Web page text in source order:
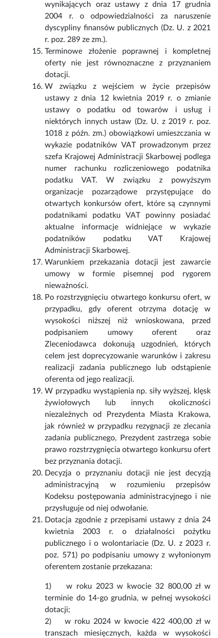
wynikających oraz ustawy z dnia 17 grudnia
2004 r. o odpowiedzialności za naruszenie
dyscypliny finansów publicznych (Dz. U. z 2021
r. poz. 289 ze zm.).
Terminowe złożenie poprawnej i kompletnej
oferty nie jest równoznaczne z przyznaniem
dotacji.
W związku z wejściem w życie przepisów
ustawy z dnia 12 kwietnia 2019 r. o zmianie
ustawy o podatku od towarów i usług i
niektórych innych ustaw (Dz. U. z 2019 r. poz.
1018 z późn. zm.) obowiązkowi umieszczania w
wykazie podatników VAT prowadzonym przez
szefa Krajowej Administracji Skarbowej podlega
numer rachunku rozliczeniowego podatnika
podatku VAT. W związku z powyższym
organizacje pozarządowe przystępujące do
otwartych konkursów ofert, które są czynnymi
podatnikami podatku VAT powinny posiadać
aktualne informacje widniejące w wykazie
podatników podatku VAT Krajowej
Administracji Skarbowej.
Warunkiem przekazania dotacji jest zawarcie
umowy w formie pisemnej pod rygorem
nieważności.
Po rozstrzygnięciu otwartego konkursu ofert, w
przypadku, gdy oferent otrzyma dotację w
wysokości niższej niż wnioskowana, przed
podpisaniem umowy oferent oraz
Zleceniodawca dokonują uzgodnień, których
celem jest doprecyzowanie warunków i zakresu
realizacji zadania publicznego lub odstąpienie
oferenta od jego realizacji.
W przypadku wystąpienia np. siły wyższej, klęsk
żywiołowych lub innych okoliczności
niezależnych od Prezydenta Miasta Krakowa,
jak również w przypadku rezygnacji ze zlecania
zadania publicznego, Prezydent zastrzega sobie
prawo rozstrzygnięcia otwartego konkursu ofert
bez przyznania dotacji.
Decyzja o przyznaniu dotacji nie jest decyzją
administracyjną w rozumieniu przepisów
Kodeksu postępowania administracyjnego i nie
przysługuje od niej odwołanie.
Dotacja zgodnie z przepisami ustawy z dnia 24
kwietnia 2003 r. o działalności pożytku
publicznego i o wolontariacie (Dz. U. z 2023 r.
poz. 571) po podpisaniu umowy z wyłonionym
oferentem zostanie przekazana:
1) w roku 2023 w kwocie 32 800,00 zł w
terminie do 14-go grudnia, w pełnej wysokości
dotacji;
2) w roku 2024 w kwocie 422 400,00 zł w
transzach miesięcznych, każda w wysokości